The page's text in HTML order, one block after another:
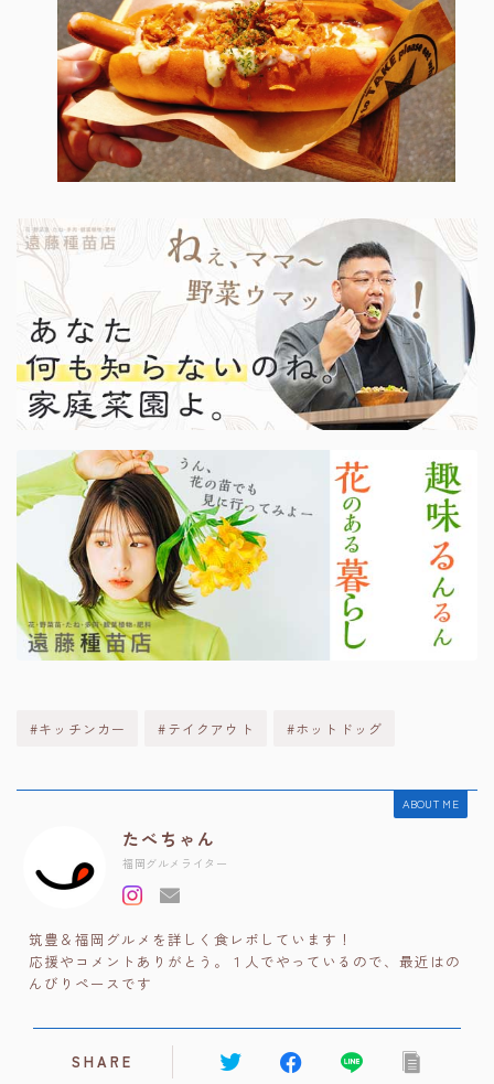
#キッチンカー #テイクアウト #ホットドッグ
ABOUT ME
たべちゃん
福岡グルメライター
筑豊＆福岡グルメを詳しく食レポしています！
応援やコメントありがとう。１人でやっているので、最近はの
んびりペースです
SHARE